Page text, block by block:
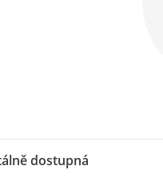
dostupná